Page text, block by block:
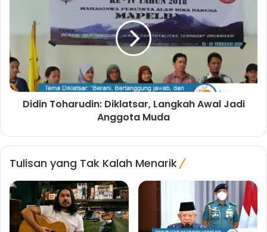
Didin Toharudin: Diklatsar, Langkah Awal Jadi
Anggota Muda
Tulisan yang Tak Kalah Menarik